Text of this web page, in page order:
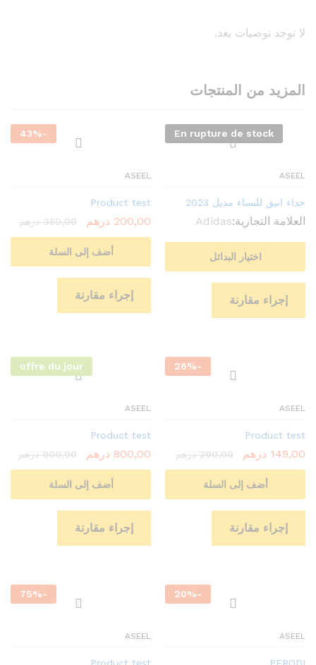
لا توجد توصيات بعد.
المزيد من المنتجات
En rupture de stock
ASEEL
حداء انيق للنساء مديل 2023
العلامة التجارية:Adidas
اختيار البدائل
إجراء مقارنة
-
43%
ASEEL
Product test
200,00 درهم 350,00 درهم
أضف إلى السلة
إجراء مقارنة
-
26%
ASEEL
Product test
149,00 درهم 200,00 درهم
أضف إلى السلة
إجراء مقارنة
offre du jour
ASEEL
Product test
800,00 درهم 900,00 درهم
أضف إلى السلة
إجراء مقارنة
-
20%
ASEEL
-
75%
ASEEL